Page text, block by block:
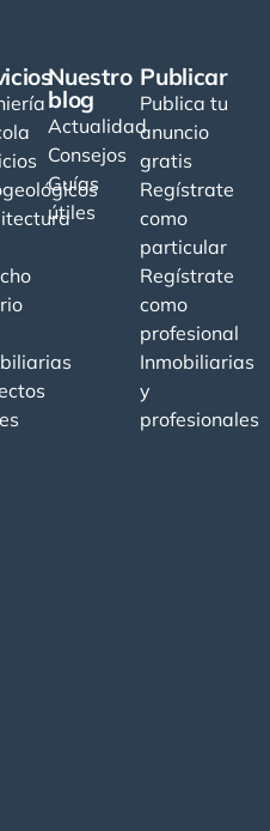
Nuestro
blog
Actualidad
Consejos
Guías
útiles
Publicar
Publica tu
anuncio
gratis
Regístrate
como
particular
Regístrate
como
profesional
Inmobiliarias
y
profesionales